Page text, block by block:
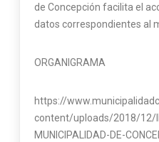
de Concepción facilita el
datos correspondientes al
ORGANIGRAMA
https://
content/uploads/2018/12/
MUNICIPALIDAD-DE-